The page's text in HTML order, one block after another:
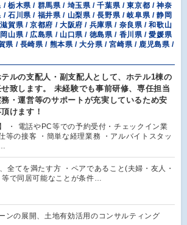
/ 栃木県 / 群馬県 / 埼玉県 / 千葉県 / 東京都 / 神奈
/ 石川県 / 福井県 / 山梨県 / 長野県 / 岐阜県 / 静岡
賀県 / 京都府 / 大阪府 / 兵庫県 / 奈良県 / 和歌山
山県 / 広島県 / 山口県 / 徳島県 / 香川県 / 愛媛県
県 / 長崎県 / 熊本県 / 大分県 / 宮崎県 / 鹿児島県 /
テルの支配人・副支配人として、ホテル1棟の
致します。 未経験でも事前研修、専任担当
・運営等のサポートが充実しているため安
けます！
・ 電話やPC等での予約受付・チェックイン業
等の接客 ・簡単な経理業務 ・アルバイトスタッ
全てを満たす方 ・ペアであること(夫婦・友人・
等で同居可能なことが条件…
ンの展開、土地有効活用のコンサルティング